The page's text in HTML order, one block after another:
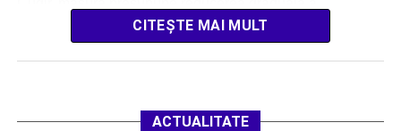
intensității iluminatului pe timpul nopții, […]
CITEȘTE MAI MULT
ACTUALITATE